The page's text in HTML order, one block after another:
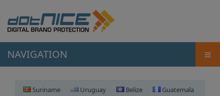
NAVIGATION ≡
Suriname Uruguay Belize
Guatemala